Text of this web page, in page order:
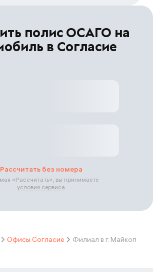
полис ОСАГО на
в Согласие
Рассчитать без номера
«Рассчитать», вы принимаете
условия сервиса
Офисы Согласие Филиал в г. Майкоп